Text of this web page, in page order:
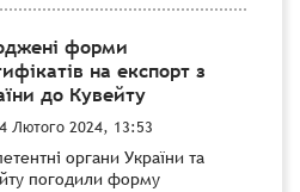
форми
на експорт з
до Кувейту
Лютого 2024, 13:53
органи України та
погодили форму